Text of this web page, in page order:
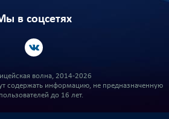
в соцсетях
волна, 2014-2026
содержать информацию, не предназначенную
до 16 лет.